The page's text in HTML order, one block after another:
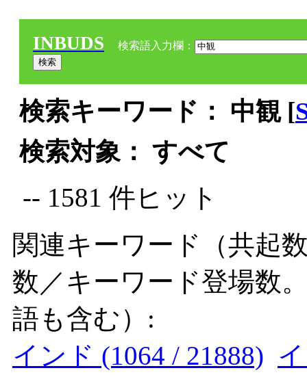
INBUDS 検索語入力欄：
検索キーワード： 中観 [
検索対象： すべて
-- 1581 件ヒット
関連キーワード（共起
数／キーワード登場数
語も含む）:
インド (1064 / 21888)